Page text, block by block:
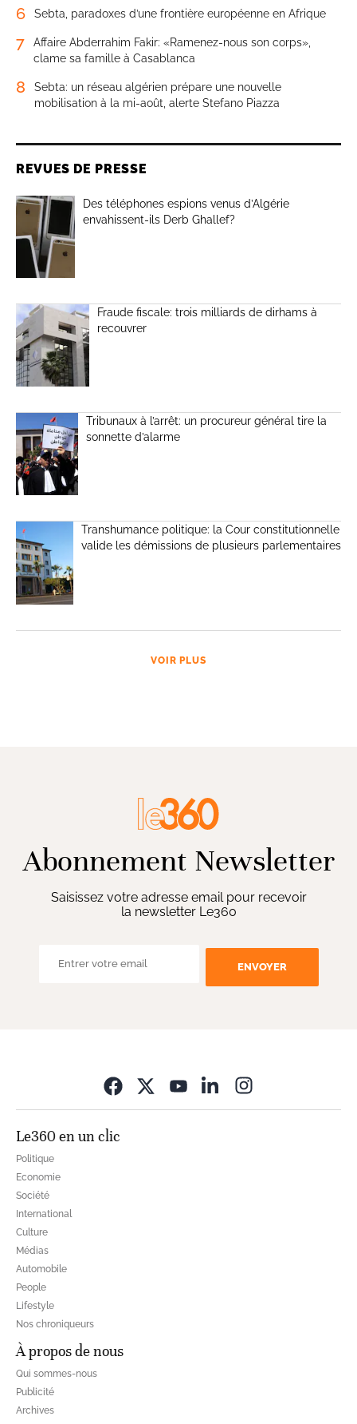
6 Sebta, paradoxes d’une frontière européenne en Afrique
7
Affaire Abderrahim Fakir: «Ramenez-nous son corps»,
clame sa famille à Casablanca
8
Sebta: un réseau algérien prépare une nouvelle
mobilisation à la mi-août, alerte Stefano Piazza
REVUES DE PRESSE
Des téléphones espions venus d’Algérie
envahissent-ils Derb Ghallef?
Fraude fiscale: trois milliards de dirhams à
recouvrer
Tribunaux à l’arrêt: un procureur général tire la
sonnette d’alarme
Transhumance politique: la Cour constitutionnelle
valide les démissions de plusieurs parlementaires
VOIR PLUS
Abonnement Newsletter
Saisissez votre adresse email pour recevoir
la newsletter Le360
ENVOYER
Le360 en un clic
Politique
Economie
Société
International
Culture
Médias
Automobile
People
Lifestyle
Nos chroniqueurs
À propos de nous
Qui sommes-nous
Publicité
Archives